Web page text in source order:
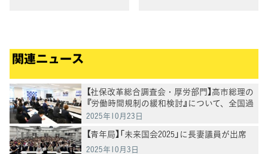
関連ニュース
【社保改革総合調査会・厚労部門】高市総理の
『労働時間規制の緩和検討』について、全国過
労死家族会および弁護団よりヒアリング
2025年10月23日
【青年局】「未来国会2025」に長妻議員が出席
2025年10月3日